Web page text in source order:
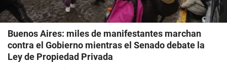
Buenos Aires: miles de manifestantes marchan
contra el Gobierno mientras el Senado debate la
Ley de Propiedad Privada